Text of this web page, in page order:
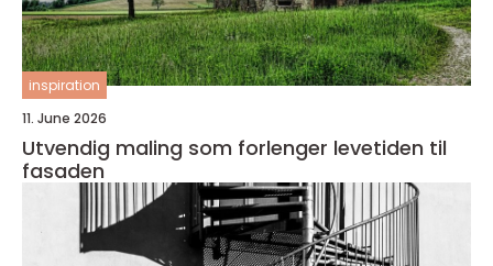
inspiration
11. June 2026
Utvendig maling som forlenger levetiden til
fasaden